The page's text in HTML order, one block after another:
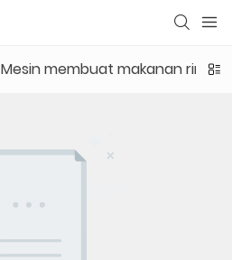
Mesin membuat makanan ringan